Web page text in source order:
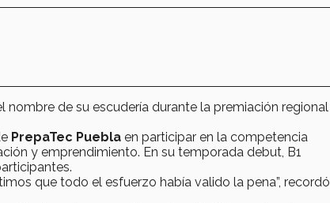
nombre de su escudería durante la premiación regional
PrepaTec Puebla en participar en la competencia
y emprendimiento. En su temporada debut, B1
que todo el esfuerzo había valido la pena”, recordó